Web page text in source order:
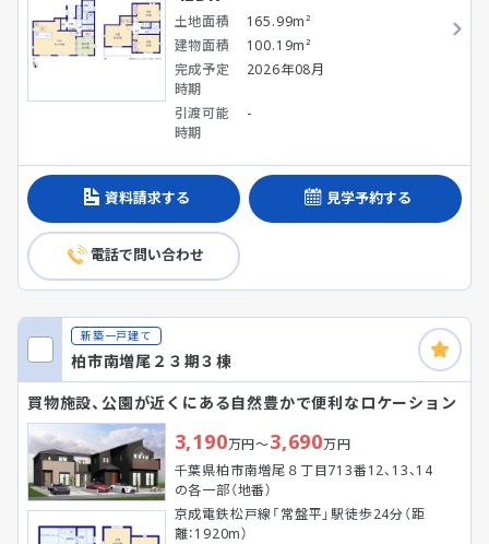
土地面積
165.99m²
建物面積
100.19m²
完成予定
時期
2026年08月
引渡可能
時期
-
資料請求する 見学予約する
電話で問い合わせ
新築一戸建て
柏市南増尾２３期３棟
買物施設、公園が近くにある自然豊かで便利なロケーション
3,190万円～3,690万円
千葉県柏市南増尾８丁目713番12、13、14
の各一部（地番）
京成電鉄松戸線「常盤平」駅徒歩24分（距
離：1920m）